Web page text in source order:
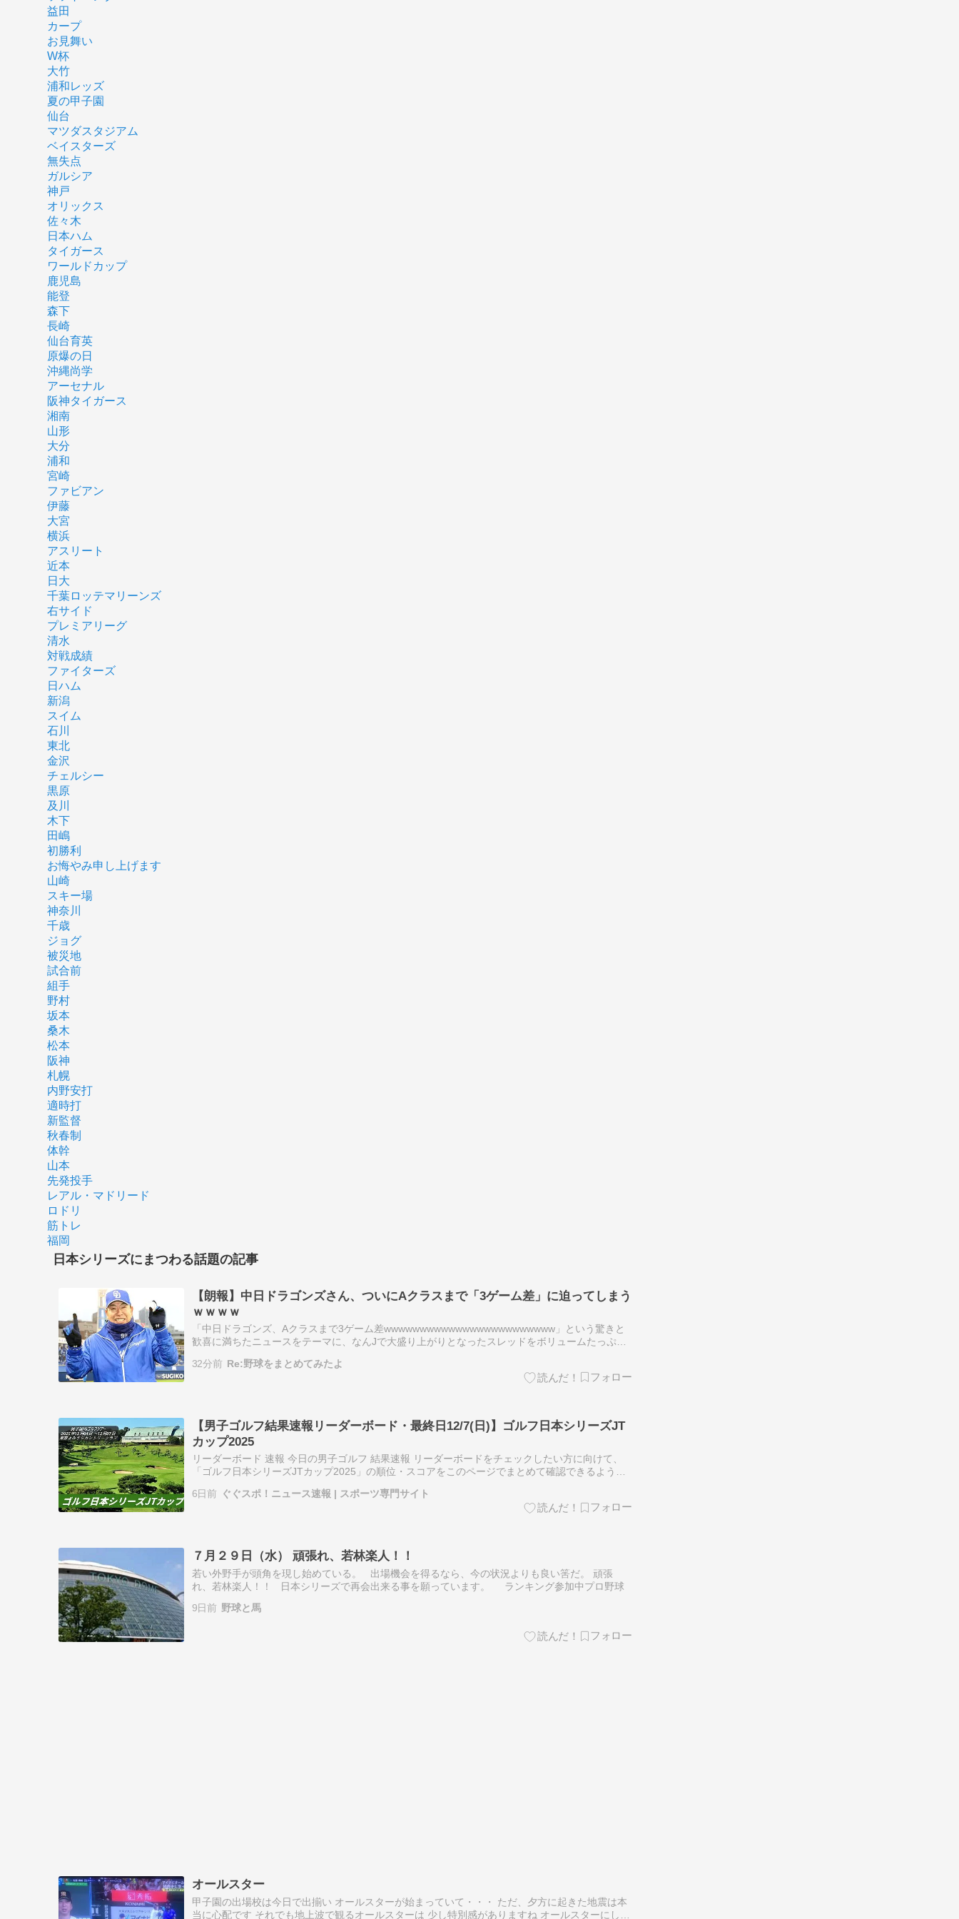
益田
カープ
お見舞い
W杯
大竹
浦和レッズ
夏の甲子園
仙台
マツダスタジアム
ベイスターズ
無失点
ガルシア
神戸
オリックス
佐々木
日本ハム
タイガース
ワールドカップ
鹿児島
能登
森下
長崎
仙台育英
原爆の日
沖縄尚学
アーセナル
阪神タイガース
湘南
山形
大分
浦和
宮崎
ファビアン
伊藤
大宮
横浜
アスリート
近本
日大
千葉ロッテマリーンズ
右サイド
プレミアリーグ
清水
対戦成績
ファイターズ
日ハム
新潟
スイム
石川
東北
金沢
チェルシー
黒原
及川
木下
田嶋
初勝利
お悔やみ申し上げます
山崎
スキー場
神奈川
千歳
ジョグ
被災地
試合前
組手
野村
坂本
桑木
松本
阪神
札幌
内野安打
適時打
新監督
秋春制
体幹
山本
先発投手
レアル・マドリード
ロドリ
筋トレ
福岡
日本シリーズにまつわる話題の記事
【朗報】中日ドラゴンズさん、ついにAクラスまで「3ゲーム差」に迫ってしまう
ｗｗｗｗ
「中日ドラゴンズ、Aクラスまで3ゲーム差wwwwwwwwwwwwwwwwwwwwwwww」という驚きと
歓喜に満ちたニュースをテーマに、なんJで大盛り上がりとなったスレッドをボリュームたっぷり
待…
32分前 Re:野球をまとめてみたよ
【男子ゴルフ結果速報リーダーボード・最終日12/7(日)】ゴルフ日本シリーズJT
カップ2025
リーダーボード 速報 今日の男子ゴルフ 結果速報 リーダーボードをチェックしたい方に向けて、
「ゴルフ日本シリーズJTカップ2025」の順位・スコアをこのページでまとめて確認できるように
ー…
6日前 ぐぐスポ！ニュース速報 | スポーツ専門サイト
７月２９日（水） 頑張れ、若林楽人！！
若い外野手が頭角を現し始めている。 出場機会を得るなら、今の状況よりも良い筈だ。 頑張
れ、若林楽人！！ 日本シリーズで再会出来る事を願っています。 ランキング参加中プロ野球
9日前 野球と馬
オールスター
甲子園の出場校は今日で出揃い オールスターが始まっていて・・・ ただ、夕方に起きた地震は本
当に心配です それでも地上波で観るオールスターは 少し特別感がありますね オールスターにし